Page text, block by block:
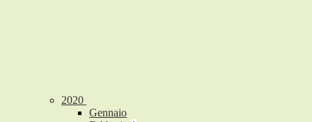
2020
Gennaio